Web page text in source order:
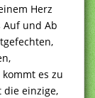
Herz
Auf und Ab
es zu
die einzige,